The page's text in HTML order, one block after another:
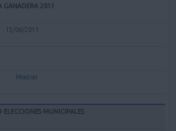
GANADERA 2011
15/06/2011
Mostrar
MUNICIPALES